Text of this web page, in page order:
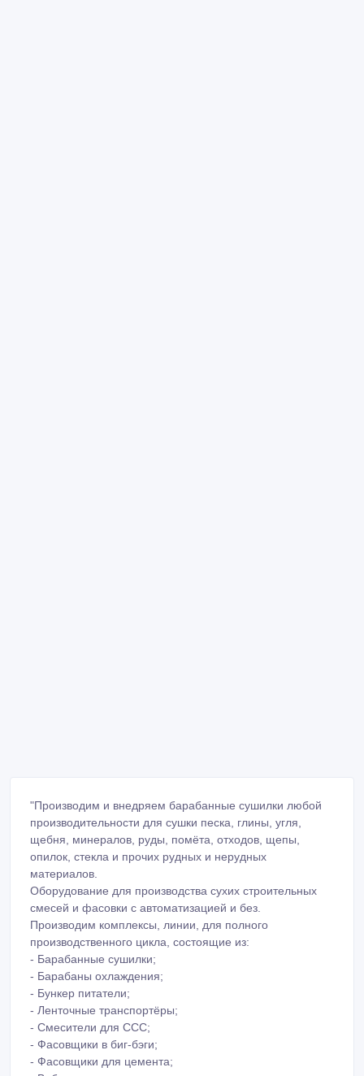
"Производим и внедряем барабанные сушилки любой
производительности для сушки песка, глины, угля,
щебня, минералов, руды, помёта, отходов, щепы,
опилок, стекла и прочих рудных и нерудных
материалов.
Оборудование для производства сухих строительных
смесей и фасовки с автоматизацией и без.
Производим комплексы, линии, для полного
производственного цикла, состоящие из:
- Барабанные сушилки;
- Барабаны охлаждения;
- Бункер питатели;
- Ленточные транспортёры;
- Смесители для ССС;
- Фасовщики в биг-бэги;
- Фасовщики для цемента;